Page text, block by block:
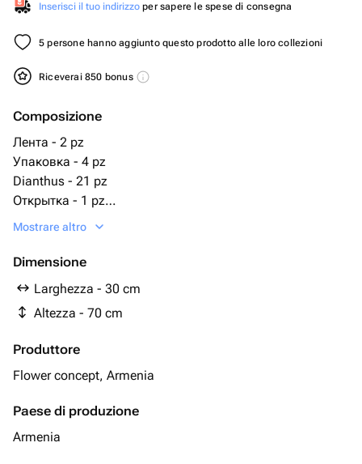
Inserisci il tuo indirizzo per sapere le spese di consegna
5 persone hanno aggiunto questo prodotto alle loro collezioni
Riceverai 850 bonus
Composizione
Лента - 2 pz
Упаковка - 4 pz
Dianthus - 21 pz
Открытка - 1 pz
Визитка - 1 pz
Mostrare altro
Dimensione
Larghezza - 30 cm
Altezza - 70 cm
Produttore
Flower concept, Armenia
Paese di produzione
Armenia